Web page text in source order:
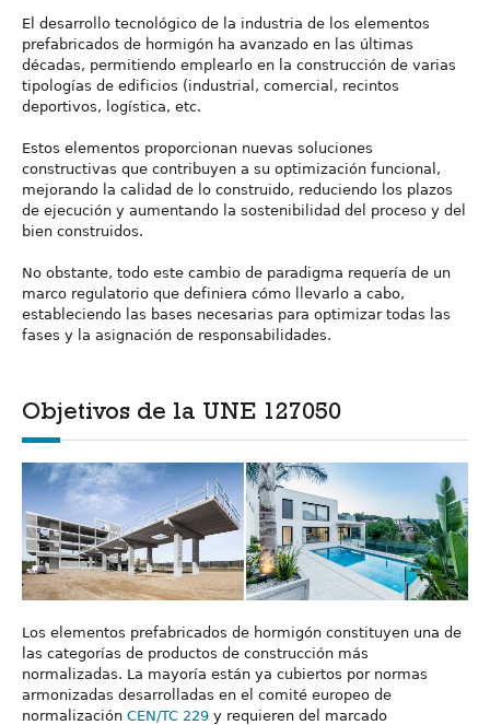
El desarrollo tecnológico de la industria de los elementos
prefabricados de hormigón ha avanzado en las últimas
décadas, permitiendo emplearlo en la construcción de varias
tipologías de edificios (industrial, comercial, recintos
deportivos, logística, etc.
Estos elementos proporcionan nuevas soluciones
constructivas que contribuyen a su optimización funcional,
mejorando la calidad de lo construido, reduciendo los plazos
de ejecución y aumentando la sostenibilidad del proceso y del
bien construidos.
No obstante, todo este cambio de paradigma requería de un
marco regulatorio que definiera cómo llevarlo a cabo,
estableciendo las bases necesarias para optimizar todas las
fases y la asignación de responsabilidades.
Objetivos de la UNE 127050
Los elementos prefabricados de hormigón constituyen una de
las categorías de productos de construcción más
normalizadas. La mayoría están ya cubiertos por normas
armonizadas desarrolladas en el comité europeo de
normalización CEN/TC 229 y requieren del marcado